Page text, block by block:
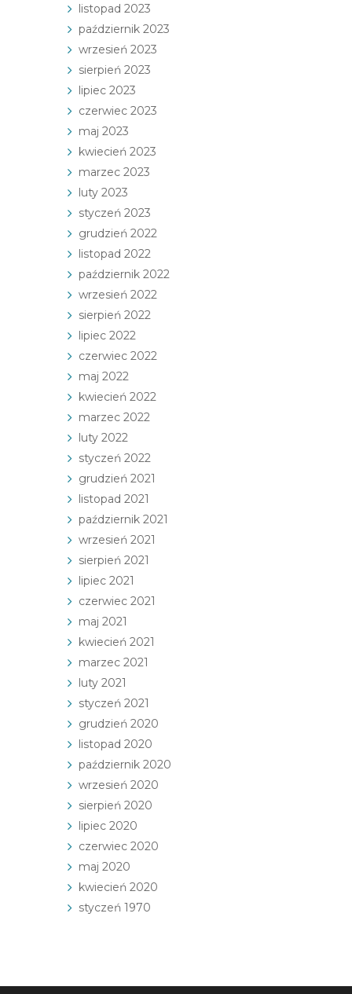
listopad 2023
październik 2023
wrzesień 2023
sierpień 2023
lipiec 2023
czerwiec 2023
maj 2023
kwiecień 2023
marzec 2023
luty 2023
styczeń 2023
grudzień 2022
listopad 2022
październik 2022
wrzesień 2022
sierpień 2022
lipiec 2022
czerwiec 2022
maj 2022
kwiecień 2022
marzec 2022
luty 2022
styczeń 2022
grudzień 2021
listopad 2021
październik 2021
wrzesień 2021
sierpień 2021
lipiec 2021
czerwiec 2021
maj 2021
kwiecień 2021
marzec 2021
luty 2021
styczeń 2021
grudzień 2020
listopad 2020
październik 2020
wrzesień 2020
sierpień 2020
lipiec 2020
czerwiec 2020
maj 2020
kwiecień 2020
styczeń 1970